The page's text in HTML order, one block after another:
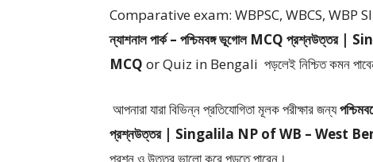
Comparative exam: WBPSC, WBCS, WBP
ন্যাশনাল পার্ক – পশ্চিমবঙ্গ ভূগোল MCQ
MCQ or Quiz in Bengali পড়লেই নিশ্চিত কমন
আপনারা যারা বিভিন্ন প্রতিযোগিতা মূলক পরীক্ষার জন্য
প্রশ্নউত্তর | Singalila NP of WB – West